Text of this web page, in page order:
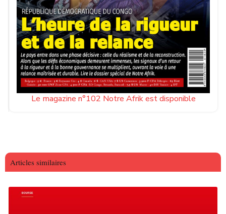
Le magazine n°102 Notre Afrik est disponible
Articles similaires